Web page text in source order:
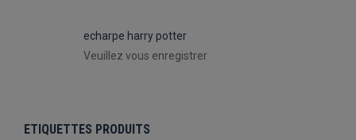
echarpe harry potter
Veuillez vous enregistrer
ETIQUETTES PRODUITS